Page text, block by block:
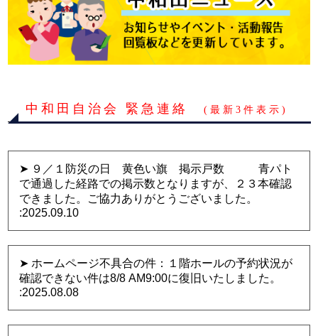
中和田自治会 緊急連絡(最新3件表示)
➤ ９／１防災の日 黄色い旗 掲示戸数 青パト
で通過した経路での掲示数となりますが、２３本確認
できました。ご協力ありがとうございました。
:2025.09.10
➤ ホームページ不具合の件：１階ホールの予約状況が
確認できない件は8/8 AM9:00に復旧いたしました。
:2025.08.08